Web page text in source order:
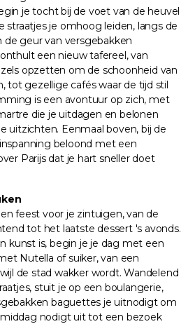
je tocht bij de voet van de heuvel
straatjes je omhoog leiden, langs de
de geur van versgebakken
een nieuw tafereel, van
opzetten om de schoonheid van
tot gezellige cafés waar de tijd stil
is een avontuur op zich, met
die je uitdagen en belonen
uitzichten. Eenmaal boven, bij de
beloond met een
Parijs dat je hart sneller doet
feest voor je zintuigen, van de
tot het laatste dessert 's avonds.
kunst is, begin je je dag met een
Nutella of suiker, van een
de stad wakker wordt. Wandelend
stuit je op een boulangerie,
baguettes je uitnodigt om
nodigt uit tot een bezoek